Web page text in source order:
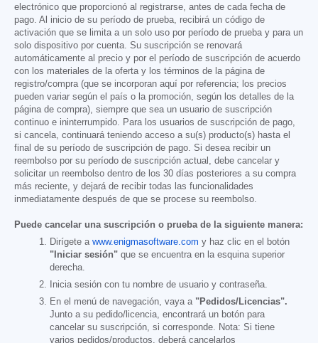
electrónico que proporcionó al registrarse, antes de cada fecha de
pago. Al inicio de su período de prueba, recibirá un código de
activación que se limita a un solo uso por período de prueba y para un
solo dispositivo por cuenta. Su suscripción se renovará
automáticamente al precio y por el período de suscripción de acuerdo
con los materiales de la oferta y los términos de la página de
registro/compra (que se incorporan aquí por referencia; los precios
pueden variar según el país o la promoción, según los detalles de la
página de compra), siempre que sea un usuario de suscripción
continuo e ininterrumpido. Para los usuarios de suscripción de pago,
si cancela, continuará teniendo acceso a su(s) producto(s) hasta el
final de su período de suscripción de pago. Si desea recibir un
reembolso por su período de suscripción actual, debe cancelar y
solicitar un reembolso dentro de los 30 días posteriores a su compra
más reciente, y dejará de recibir todas las funcionalidades
inmediatamente después de que se procese su reembolso.
Puede cancelar una suscripción o prueba de la siguiente manera:
Dirígete a www.enigmasoftware.com y haz clic en el botón
"Iniciar sesión" que se encuentra en la esquina superior
derecha.
Inicia sesión con tu nombre de usuario y contraseña.
En el menú de navegación, vaya a "Pedidos/Licencias".
Junto a su pedido/licencia, encontrará un botón para
cancelar su suscripción, si corresponde. Nota: Si tiene
varios pedidos/productos, deberá cancelarlos